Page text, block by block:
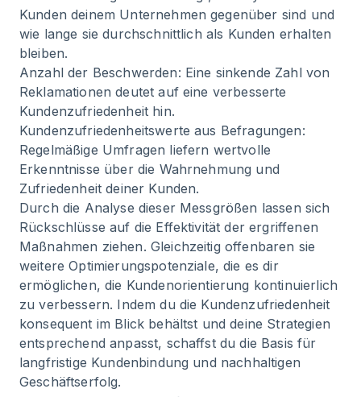
Kunden deinem Unternehmen gegenüber sind und
wie lange sie durchschnittlich als Kunden erhalten
bleiben.
Anzahl der Beschwerden: Eine sinkende Zahl von
Reklamationen deutet auf eine verbesserte
Kundenzufriedenheit hin.
Kundenzufriedenheitswerte aus Befragungen:
Regelmäßige Umfragen liefern wertvolle
Erkenntnisse über die Wahrnehmung und
Zufriedenheit deiner Kunden.
Durch die Analyse dieser Messgrößen lassen sich
Rückschlüsse auf die Effektivität der ergriffenen
Maßnahmen ziehen. Gleichzeitig offenbaren sie
weitere Optimierungspotenziale, die es dir
ermöglichen, die Kundenorientierung kontinuierlich
zu verbessern. Indem du die Kundenzufriedenheit
konsequent im Blick behältst und deine Strategien
entsprechend anpasst, schaffst du die Basis für
langfristige Kundenbindung und nachhaltigen
Geschäftserfolg.